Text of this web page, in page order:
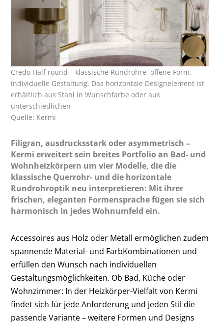
Credo Half round – klassische Rundrohre, offene Form,
individuelle Gestaltung. Das horizontale Designelement ist
erhältlich aus Stahl in Wunschfarbe oder aus
unterschiedlichen
Quelle: Kermi
Filigran, ausdrucksstark oder asymmetrisch –
Kermi erweitert sein breites Portfolio an Bad- und
Wohnheizkörpern um vier Modelle, die die
klassische Querrohr- und die horizontale
Rundrohroptik neu interpretieren: Mit ihrer
frischen, eleganten Formensprache fügen sie sich
harmonisch in jedes Wohnumfeld ein.
Accessoires aus Holz oder Metall ermöglichen zudem
spannende Material- und FarbKombinationen und
erfüllen den Wunsch nach individuellen
Gestaltungsmöglichkeiten. Ob Bad, Küche oder
Wohnzimmer: In der Heizkörper-Vielfalt von Kermi
findet sich für jede Anforderung und jeden Stil die
passende Variante – weitere Formen und Designs